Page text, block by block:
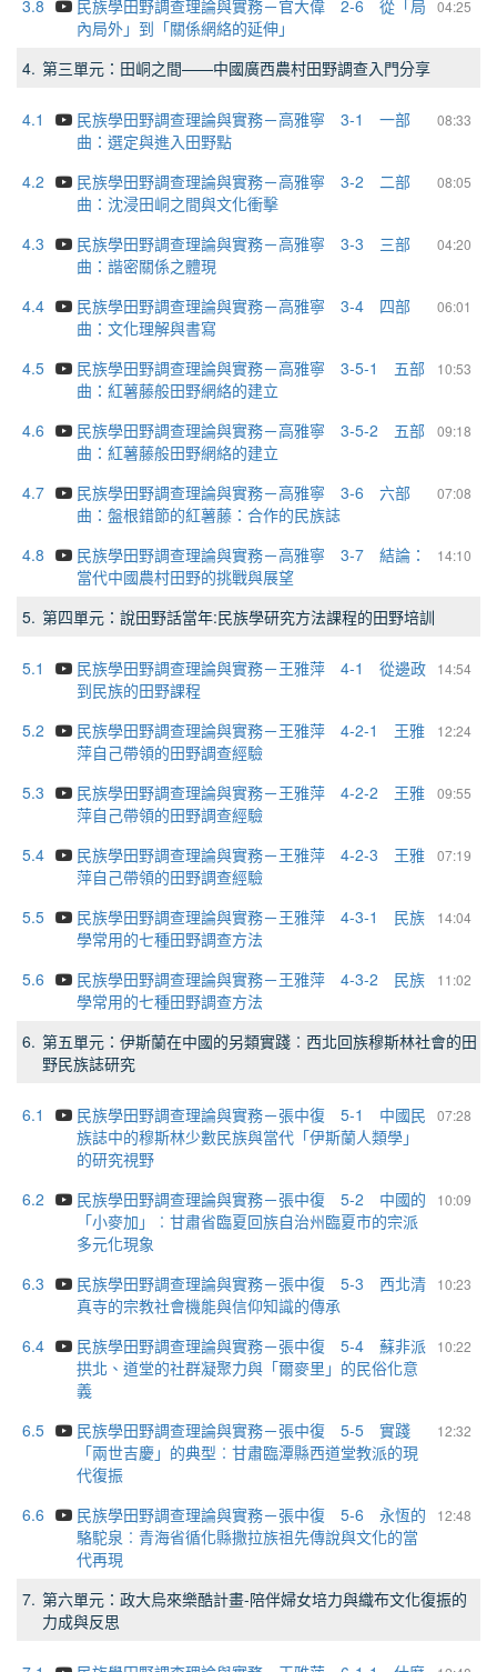
3.8
04:25
民族學田野調查理論與實務－官大偉 2-6 從「局
內局外」到「關係網絡的延伸」
4. 第三單元：田峒之間——中國廣西農村田野調查入門分享
4.1 08:33
民族學田野調查理論與實務－高雅寧 3-1 一部
曲：選定與進入田野點
4.2
08:05
民族學田野調查理論與實務－高雅寧 3-2 二部
曲：沈浸田峒之間與文化衝擊
4.3
04:20
民族學田野調查理論與實務－高雅寧 3-3 三部
曲：諧密關係之體現
4.4
06:01
民族學田野調查理論與實務－高雅寧 3-4 四部
曲：文化理解與書寫
4.5
10:53
民族學田野調查理論與實務－高雅寧 3-5-1 五部
曲：紅薯藤般田野網絡的建立
4.6
09:18
民族學田野調查理論與實務－高雅寧 3-5-2 五部
曲：紅薯藤般田野網絡的建立
4.7
07:08
民族學田野調查理論與實務－高雅寧 3-6 六部
曲：盤根錯節的紅薯藤：合作的民族誌
4.8
14:10
民族學田野調查理論與實務－高雅寧 3-7 結論：
當代中國農村田野的挑戰與展望
5. 第四單元：說田野話當年:民族學研究方法課程的田野培訓
5.1 14:54
民族學田野調查理論與實務－王雅萍 4-1 從邊政
到民族的田野課程
5.2
12:24
民族學田野調查理論與實務－王雅萍 4-2-1 王雅
萍自己帶領的田野調查經驗
5.3
09:55
民族學田野調查理論與實務－王雅萍 4-2-2 王雅
萍自己帶領的田野調查經驗
5.4
07:19
民族學田野調查理論與實務－王雅萍 4-2-3 王雅
萍自己帶領的田野調查經驗
5.5
14:04
民族學田野調查理論與實務－王雅萍 4-3-1 民族
學常用的七種田野調查方法
5.6
11:02
民族學田野調查理論與實務－王雅萍 4-3-2 民族
學常用的七種田野調查方法
6. 第五單元：伊斯蘭在中國的另類實踐︰西北回族穆斯林社會的田
野民族誌研究
6.1 07:28
民族學田野調查理論與實務－張中復 5-1 中國民
族誌中的穆斯林少數民族與當代「伊斯蘭人類學」
的研究視野
6.2
10:09
民族學田野調查理論與實務－張中復 5-2 中國的
「小麥加」︰甘肅省臨夏回族自治州臨夏市的宗派
多元化現象
6.3
10:23
民族學田野調查理論與實務－張中復 5-3 西北清
真寺的宗教社會機能與信仰知識的傳承
6.4
10:22
民族學田野調查理論與實務－張中復 5-4 蘇非派
拱北、道堂的社群凝聚力與「爾麥里」的民俗化意
義
6.5
12:32
民族學田野調查理論與實務－張中復 5-5 實踐
「兩世吉慶」的典型︰甘肅臨潭縣西道堂教派的現
代復振
6.6
12:48
民族學田野調查理論與實務－張中復 5-6 永恆的
駱駝泉︰青海省循化縣撒拉族祖先傳說與文化的當
代再現
7. 第六單元：政大烏來樂酷計畫-陪伴婦女培力與織布文化復振的
力成與反思